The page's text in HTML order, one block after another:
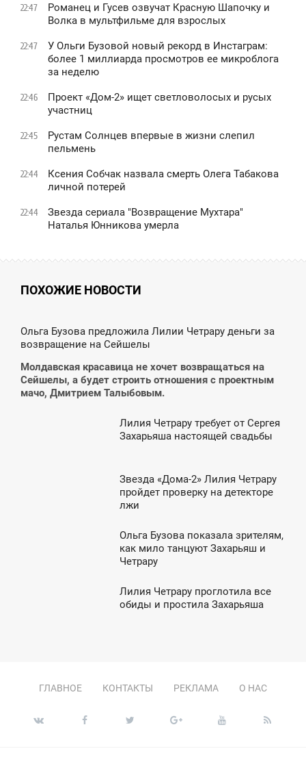
22:47
Романец и Гусев озвучат Красную Шапочку и
Волка в мультфильме для взрослых
22:47
У Ольги Бузовой новый рекорд в Инстаграм:
более 1 миллиарда просмотров ее микроблога
за неделю
22:46
Проект «Дом-2» ищет светловолосых и русых
участниц
22:45
Рустам Солнцев впервые в жизни слепил
пельмень
22:44
Ксения Собчак назвала смерть Олега Табакова
личной потерей
22:44
Звезда сериала "Возвращение Мухтара"
Наталья Юнникова умерла
ПОХОЖИЕ НОВОСТИ
Ольга Бузова предложила Лилии Четрару деньги за
возвращение на Сейшелы
Молдавская красавица не хочет возвращаться на
Сейшелы, а будет строить отношения с проектным
мачо, Дмитрием Талыбовым.
Лилия Четрару требует от Сергея
Захарьяша настоящей свадьбы
Звезда «Дома-2» Лилия Четрару
пройдет проверку на детекторе
лжи
Ольга Бузова показала зрителям,
как мило танцуют Захарьяш и
Четрару
Лилия Четрару проглотила все
обиды и простила Захарьяша
ГЛАВНОЕ КОНТАКТЫ РЕКЛАМА О НАС